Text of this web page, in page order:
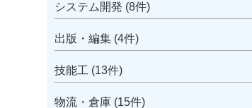
システム開発 (8件)
出版・編集 (4件)
技能工 (13件)
物流・倉庫 (15件)